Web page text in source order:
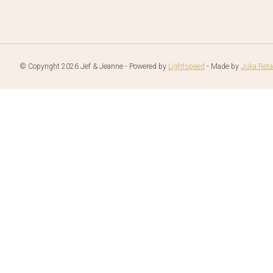
© Copyright 2026 Jef & Jeanne - Powered by Lightspeed - Made by